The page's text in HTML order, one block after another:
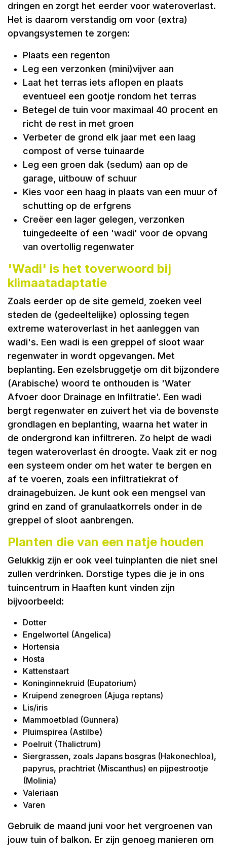
dringen en zorgt het eerder voor wateroverlast.
Het is daarom verstandig om voor (extra)
opvangsystemen te zorgen:
Plaats een regenton
Leg een verzonken (mini)vijver aan
Laat het terras iets aflopen en plaats
eventueel een gootje rondom het terras
Betegel de tuin voor maximaal 40 procent en
richt de rest in met groen
Verbeter de grond elk jaar met een laag
compost of verse tuinaarde
Leg een groen dak (sedum) aan op de
garage, uitbouw of schuur
Kies voor een haag in plaats van een muur of
schutting op de erfgrens
Creëer een lager gelegen, verzonken
tuingedeelte of een 'wadi' voor de opvang
van overtollig regenwater
'Wadi' is het toverwoord bij
klimaatadaptatie
Zoals eerder op de site gemeld, zoeken veel
steden de (gedeeltelijke) oplossing tegen
extreme wateroverlast in het aanleggen van
wadi's. Een wadi is een greppel of sloot waar
regenwater in wordt opgevangen. Met
beplanting. Een ezelsbruggetje om dit bijzondere
(Arabische) woord te onthouden is 'Water
Afvoer door Drainage en Infiltratie'. Een wadi
bergt regenwater en zuivert het via de bovenste
grondlagen en beplanting, waarna het water in
de ondergrond kan infiltreren. Zo helpt de wadi
tegen wateroverlast én droogte. Vaak zit er nog
een systeem onder om het water te bergen en
af te voeren, zoals een infiltratiekrat of
drainagebuizen. Je kunt ook een mengsel van
grind en zand of granulaatkorrels onder in de
greppel of sloot aanbrengen.
Planten die van een natje houden
Gelukkig zijn er ook veel tuinplanten die niet snel
zullen verdrinken. Dorstige types die je in ons
tuincentrum in Haaften kunt vinden zijn
bijvoorbeeld:
Dotter
Engelwortel (Angelica)
Hortensia
Hosta
Kattenstaart
Koninginnekruid (Eupatorium)
Kruipend zenegroen (Ajuga reptans)
Lis/iris
Mammoetblad (Gunnera)
Pluimspirea (Astilbe)
Poelruit (Thalictrum)
Siergrassen, zoals Japans bosgras (Hakonechloa),
papyrus, prachtriet (Miscanthus) en pijpestrootje
(Molinia)
Valeriaan
Varen
Gebruik de maand juni voor het vergroenen van
jouw tuin of balkon. Er zijn genoeg manieren om